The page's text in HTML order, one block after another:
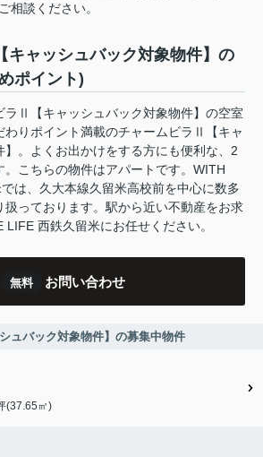
相談ください。
ャッシュバック対象物件】の
ポイント)
ラⅡ【キャッシュバック対象物件】の空室
わりポイント満載のチャームビラⅡ【キャ
】。よくお出かけをする方にも便利な、2
。こちらの物件はアパートです。WITH
は、久大本線久留米高校前を中心に数多
扱っております。駅から近い不動産をお求
西鉄久留米にお任せください。
無料 お問い合わせ
ュバック対象物件】の募集中物件
(37.65㎡)